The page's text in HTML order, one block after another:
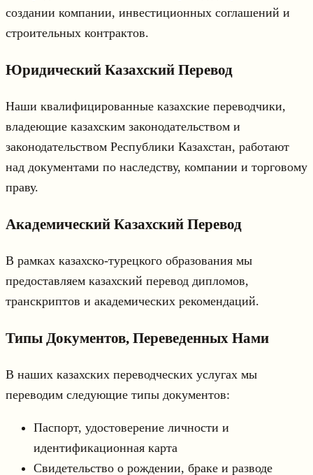
создании компании, инвестиционных соглашений и
строительных контрактов.
Юридический Казахский Перевод
Наши квалифицированные казахские переводчики,
владеющие казахским законодательством и
законодательством Республики Казахстан, работают
над документами по наследству, компании и торговому
праву.
Академический Казахский Перевод
В рамках казахско-турецкого образования мы
предоставляем казахский перевод дипломов,
транскриптов и академических рекомендаций.
Типы Документов, Переведенных Нами
В наших казахских переводческих услугах мы
переводим следующие типы документов:
Паспорт, удостоверение личности и
идентификационная карта
Свидетельство о рождении, браке и разводе